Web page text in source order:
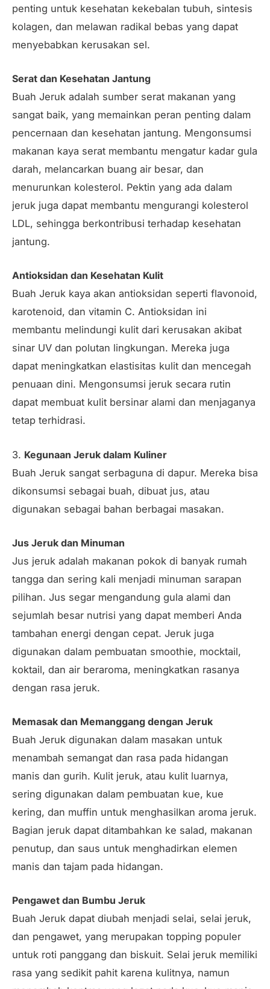
penting untuk kesehatan kekebalan tubuh, sintesis
kolagen, dan melawan radikal bebas yang dapat
menyebabkan kerusakan sel.
Serat dan Kesehatan Jantung
Buah Jeruk adalah sumber serat makanan yang
sangat baik, yang memainkan peran penting dalam
pencernaan dan kesehatan jantung. Mengonsumsi
makanan kaya serat membantu mengatur kadar gula
darah, melancarkan buang air besar, dan
menurunkan kolesterol. Pektin yang ada dalam
jeruk juga dapat membantu mengurangi kolesterol
LDL, sehingga berkontribusi terhadap kesehatan
jantung.
Antioksidan dan Kesehatan Kulit
Buah Jeruk kaya akan antioksidan seperti flavonoid,
karotenoid, dan vitamin C. Antioksidan ini
membantu melindungi kulit dari kerusakan akibat
sinar UV dan polutan lingkungan. Mereka juga
dapat meningkatkan elastisitas kulit dan mencegah
penuaan dini. Mengonsumsi jeruk secara rutin
dapat membuat kulit bersinar alami dan menjaganya
tetap terhidrasi.
3. Kegunaan Jeruk dalam Kuliner
Buah Jeruk sangat serbaguna di dapur. Mereka bisa
dikonsumsi sebagai buah, dibuat jus, atau
digunakan sebagai bahan berbagai masakan.
Jus Jeruk dan Minuman
Jus jeruk adalah makanan pokok di banyak rumah
tangga dan sering kali menjadi minuman sarapan
pilihan. Jus segar mengandung gula alami dan
sejumlah besar nutrisi yang dapat memberi Anda
tambahan energi dengan cepat. Jeruk juga
digunakan dalam pembuatan smoothie, mocktail,
koktail, dan air beraroma, meningkatkan rasanya
dengan rasa jeruk.
Memasak dan Memanggang dengan Jeruk
Buah Jeruk digunakan dalam masakan untuk
menambah semangat dan rasa pada hidangan
manis dan gurih. Kulit jeruk, atau kulit luarnya,
sering digunakan dalam pembuatan kue, kue
kering, dan muffin untuk menghasilkan aroma jeruk.
Bagian jeruk dapat ditambahkan ke salad, makanan
penutup, dan saus untuk menghadirkan elemen
manis dan tajam pada hidangan.
Pengawet dan Bumbu Jeruk
Buah Jeruk dapat diubah menjadi selai, selai jeruk,
dan pengawet, yang merupakan topping populer
untuk roti panggang dan biskuit. Selai jeruk memiliki
rasa yang sedikit pahit karena kulitnya, namun